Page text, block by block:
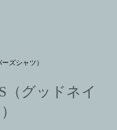
ズシャツ）
（グッドネイ